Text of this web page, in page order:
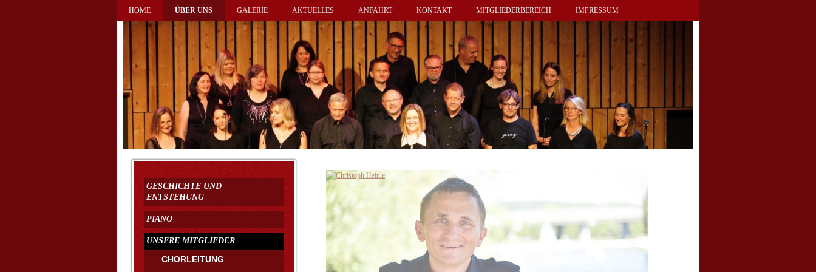
HOME ÜBER UNS GALERIE AKTUELLES ANFAHRT KONTAKT MITGLIEDERBEREICH IMPRESSUM
GESCHICHTE UND
ENTSTEHUNG
PIANO
UNSERE MITGLIEDER
CHORLEITUNG